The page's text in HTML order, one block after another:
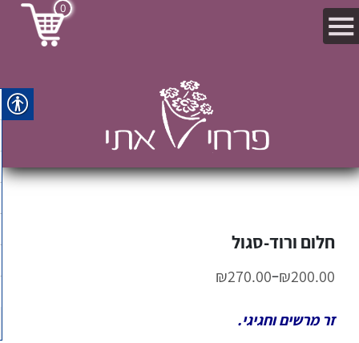
0
חלום ורוד-סגול
₪200.00
–
₪270.00
זר מרשים וחגיגי.